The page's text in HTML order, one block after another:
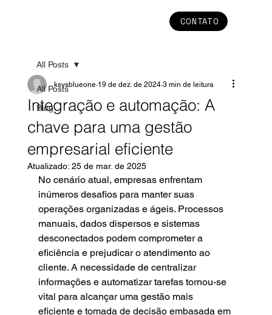
CONTATO
All Posts
Blog
All Posts
Integração e automação: A
chave para uma gestão
empresarial eficiente
ksysblueone 19 de dez. de 2024 3 min de leitura
Atualizado: 25 de mar. de 2025
No cenário atual, empresas enfrentam
inúmeros desafios para manter suas
operações organizadas e ágeis. Processos
manuais, dados dispersos e sistemas
desconectados podem comprometer a
eficiência e prejudicar o atendimento ao
cliente. A necessidade de centralizar
informações e automatizar tarefas tornou-se
vital para alcançar uma gestão mais
eficiente e tomada de decisão embasada em